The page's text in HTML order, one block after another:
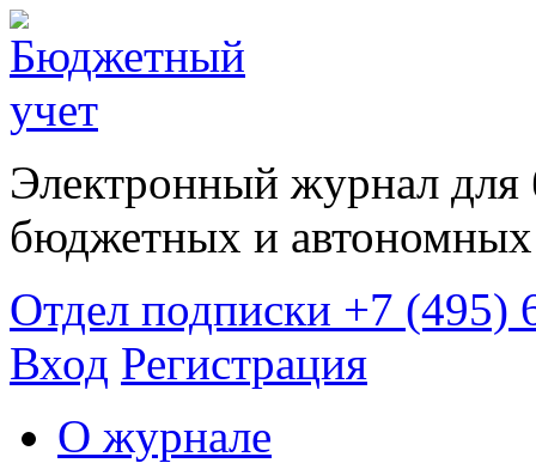
Электронный журнал для
бюджетных и
Отдел подписки +7 (495)
Вход Регистрация
О журнале